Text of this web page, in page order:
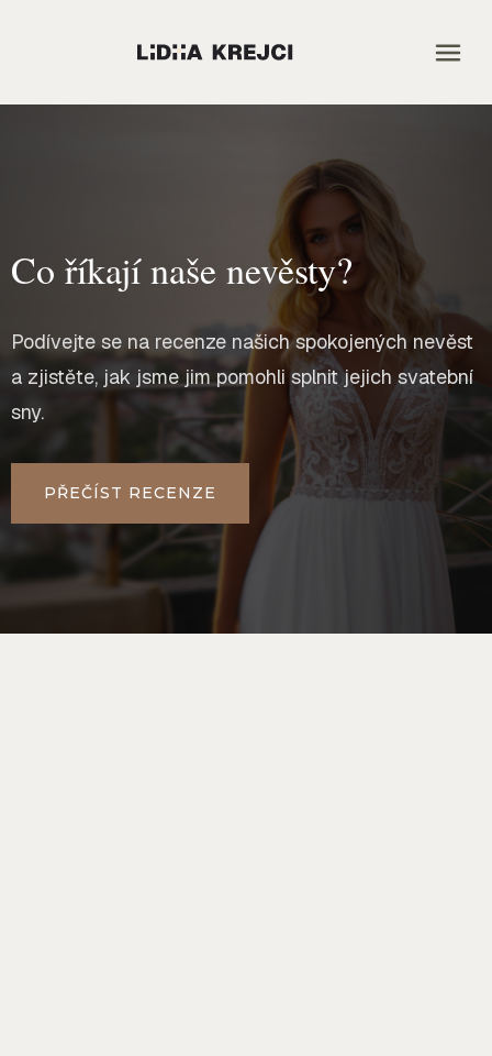
Co říkají naše nevěsty?
Podívejte se na recenze našich spokojených nevěst
a zjistěte, jak jsme jim pomohli splnit jejich svatební
sny.
PŘEČÍST RECENZE